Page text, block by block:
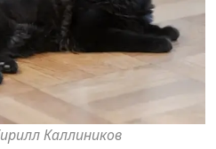
Каллиников